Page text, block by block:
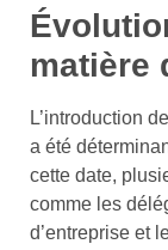
matière
L’introduction
a été
cette date,
comme les
d’entreprise et